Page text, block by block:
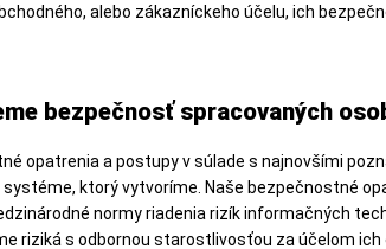
alebo zákazníckeho účelu, ich
bezpečnosť spracovaných
opatrenia a postupy v súlade s najnovšími
ktorý vytvoríme. Naše bezpečnostné
normy riadenia rizík informačných
riziká s odbornou starostlivosťou za účelom